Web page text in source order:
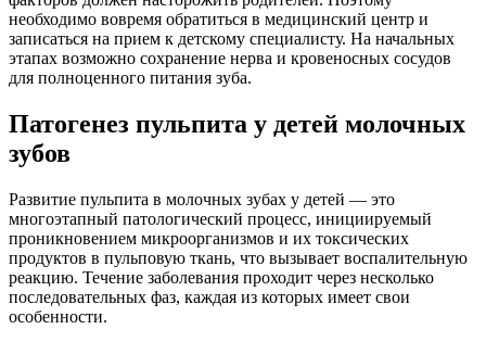
необходимо вовремя обратиться в медицинский центр и
записаться на прием к детскому специалисту. На начальных
этапах возможно сохранение нерва и кровеносных сосудов
для полноценного питания зуба.
Патогенез пульпита у детей молочных
зубов
Развитие пульпита в молочных зубах у детей — это
многоэтапный патологический процесс, инициируемый
проникновением микроорганизмов и их токсических
продуктов в пульповую ткань, что вызывает воспалительную
реакцию. Течение заболевания проходит через несколько
последовательных фаз, каждая из которых имеет свои
особенности.